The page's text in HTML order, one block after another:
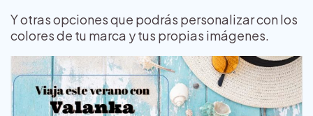
Y otras opciones que podrás personalizar con los
colores de tu marca y tus propias imágenes.